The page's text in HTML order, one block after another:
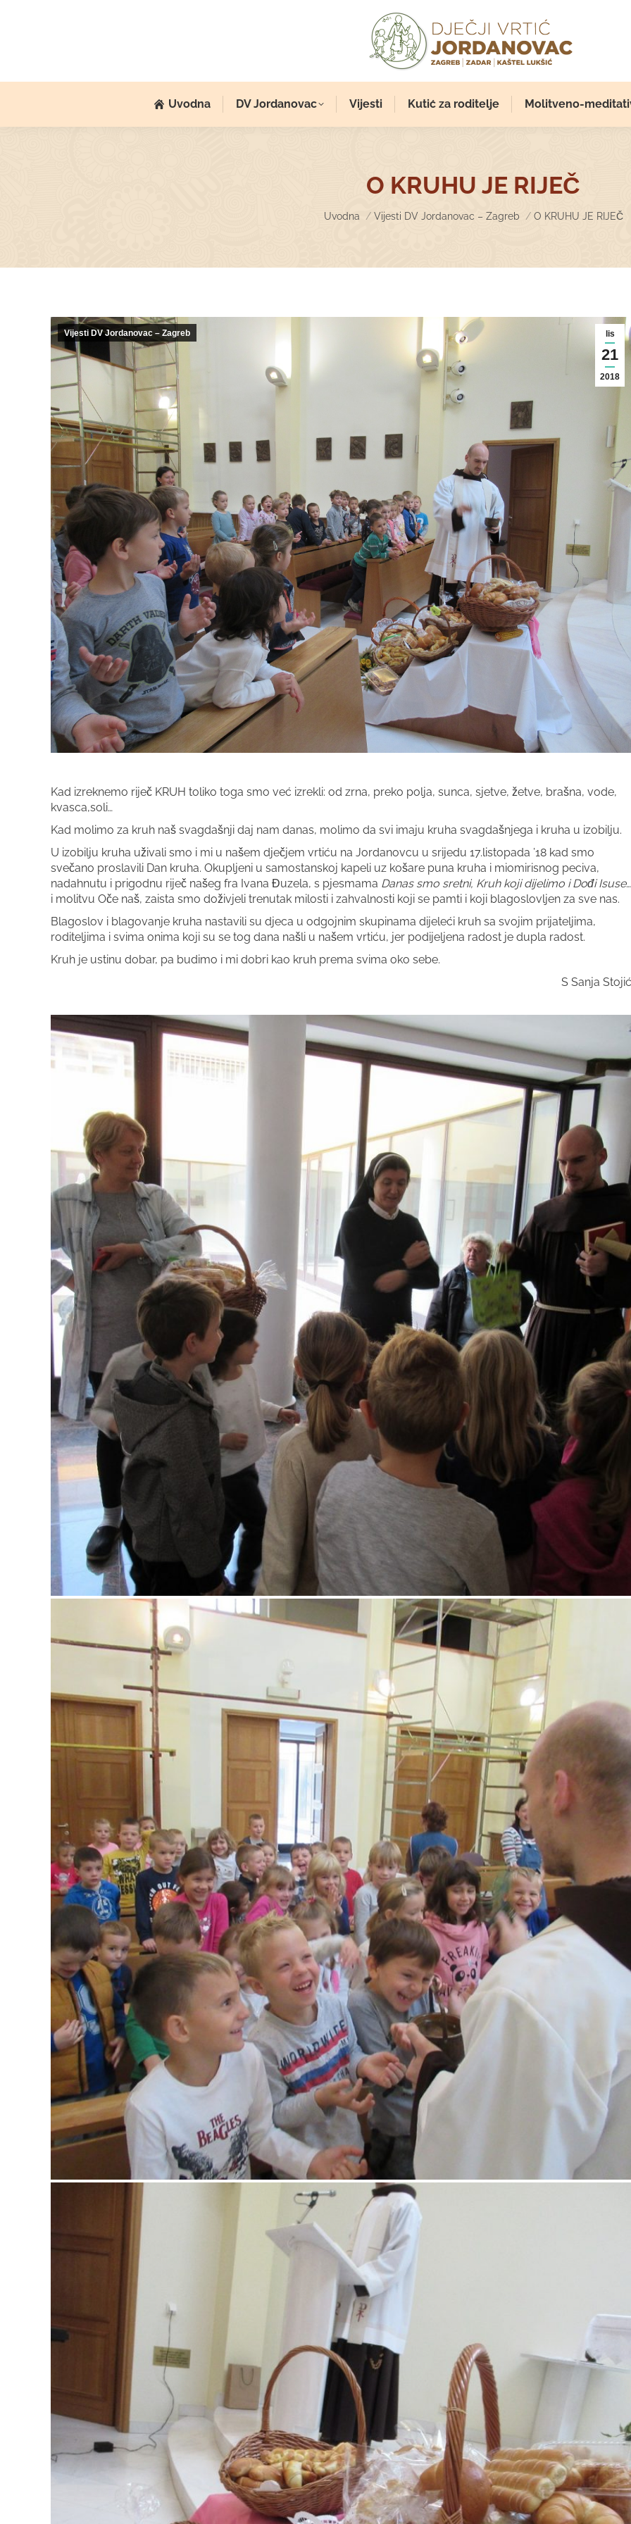
Uvodna DV Jordanovac Vijesti Kutić za roditelje Molitveno-
O KRUHU JE RIJEČ
You are here:
Uvodna Vijesti DV Jordanovac – Zagreb O KRUHU JE RIJEČ
lis
21
2018
Vijesti DV Jordanovac – Zagreb
Kad izreknemo riječ KRUH toliko toga smo već izrekli: od zrna, preko polja, sunca, sjetve, žetve, brašna, vode,
kvasca,soli…
Kad molimo za kruh naš svagdašnji daj nam danas, molimo da svi imaju kruha svagdašnjega i kruha u izobilju.
U izobilju kruha uživali smo i mi u našem dječjem vrtiću na Jordanovcu u srijedu 17.listopada ’18 kad smo
svečano proslavili Dan kruha. Okupljeni u samostanskoj kapeli uz košare puna kruha i miomirisnog peciva,
nadahnutu i prigodnu riječ našeg fra Ivana Đuzela, s pjesmama Danas smo sretni, Kruh koji dijelimo i Dođi Isuse…
i molitvu Oče naš, zaista smo doživjeli trenutak milosti i zahvalnosti koji se pamti i koji blagoslovljen za sve nas.
Blagoslov i blagovanje kruha nastavili su djeca u odgojnim skupinama dijeleći kruh sa svojim prijateljima,
roditeljima i svima onima koji su se tog dana našli u našem vrtiću, jer podijeljena radost je dupla radost.
Kruh je ustinu dobar, pa budimo i mi dobri kao kruh prema svima oko sebe.
S Sanja Stojić